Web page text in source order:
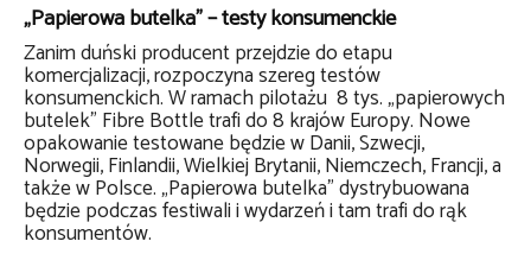
„Papierowa butelka” – testy konsumenckie
Zanim duński producent przejdzie do etapu
komercjalizacji, rozpoczyna szereg testów
konsumenckich. W ramach pilotażu 8 tys. „papierowych
butelek” Fibre Bottle trafi do 8 krajów Europy. Nowe
opakowanie testowane będzie w Danii, Szwecji,
Norwegii, Finlandii, Wielkiej Brytanii, Niemczech, Francji, a
także w Polsce. „Papierowa butelka” dystrybuowana
będzie podczas festiwali i wydarzeń i tam trafi do rąk
konsumentów.